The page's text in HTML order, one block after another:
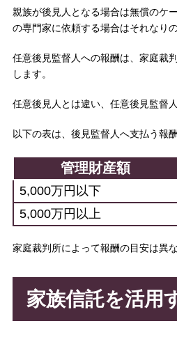
親族が後見人となる場合は無償のケ
の専門家に依頼する場合はそれなり
任意後見監督人への報酬は、家庭裁
します。
任意後見人とは違い、任意後見監督
以下の表は、後見監督人へ支払う報
管理財産額
5,000万円以下
5,000万円以上
家庭裁判所によって報酬の目安は異な
家族信託を活用